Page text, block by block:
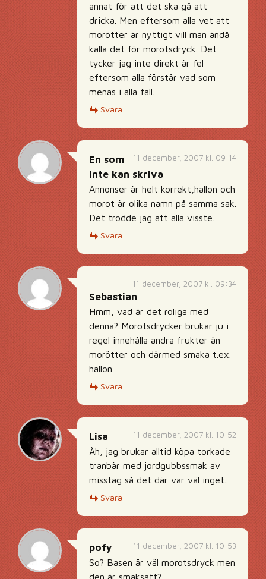
annat för att det ska gå att
dricka. Men eftersom alla vet att
morötter är nyttigt vill man ändå
kalla det för morotsdryck. Det
tycker jag inte direkt är fel
eftersom alla förstår vad som
menas i alla fall.
Svara
11 december, 2007 kl. 09:14
En som
inte kan skriva
Annonser är helt korrekt,hallon och
morot är olika namn på samma sak.
Det trodde jag att alla visste.
Svara
11 december, 2007 kl. 09:34
Sebastian
Hmm, vad är det roliga med
denna? Morotsdrycker brukar ju i
regel innehålla andra frukter än
morötter och därmed smaka t.ex.
hallon
Svara
11 december, 2007 kl. 10:52
Lisa
Äh, jag brukar alltid köpa torkade
tranbär med jordgubbssmak av
misstag så det där var väl inget..
Svara
11 december, 2007 kl. 10:53
pofy
So? Basen är väl morotsdryck men
den är smaksatt?